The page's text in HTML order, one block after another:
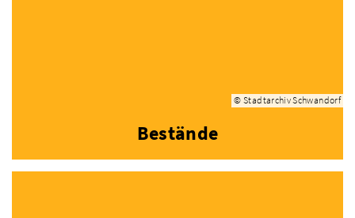
© Stadtarchiv Schwandorf
Bestände